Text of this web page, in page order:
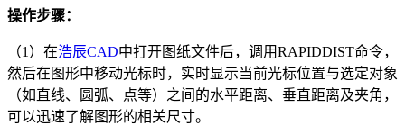
操作步骤：
（1）在浩辰CAD中打开图纸文件后，调用RAPIDDIST命令，
然后在图形中移动光标时，实时显示当前光标位置与选定对象
（如直线、圆弧、点等）之间的水平距离、垂直距离及夹角，
可以迅速了解图形的相关尺寸。